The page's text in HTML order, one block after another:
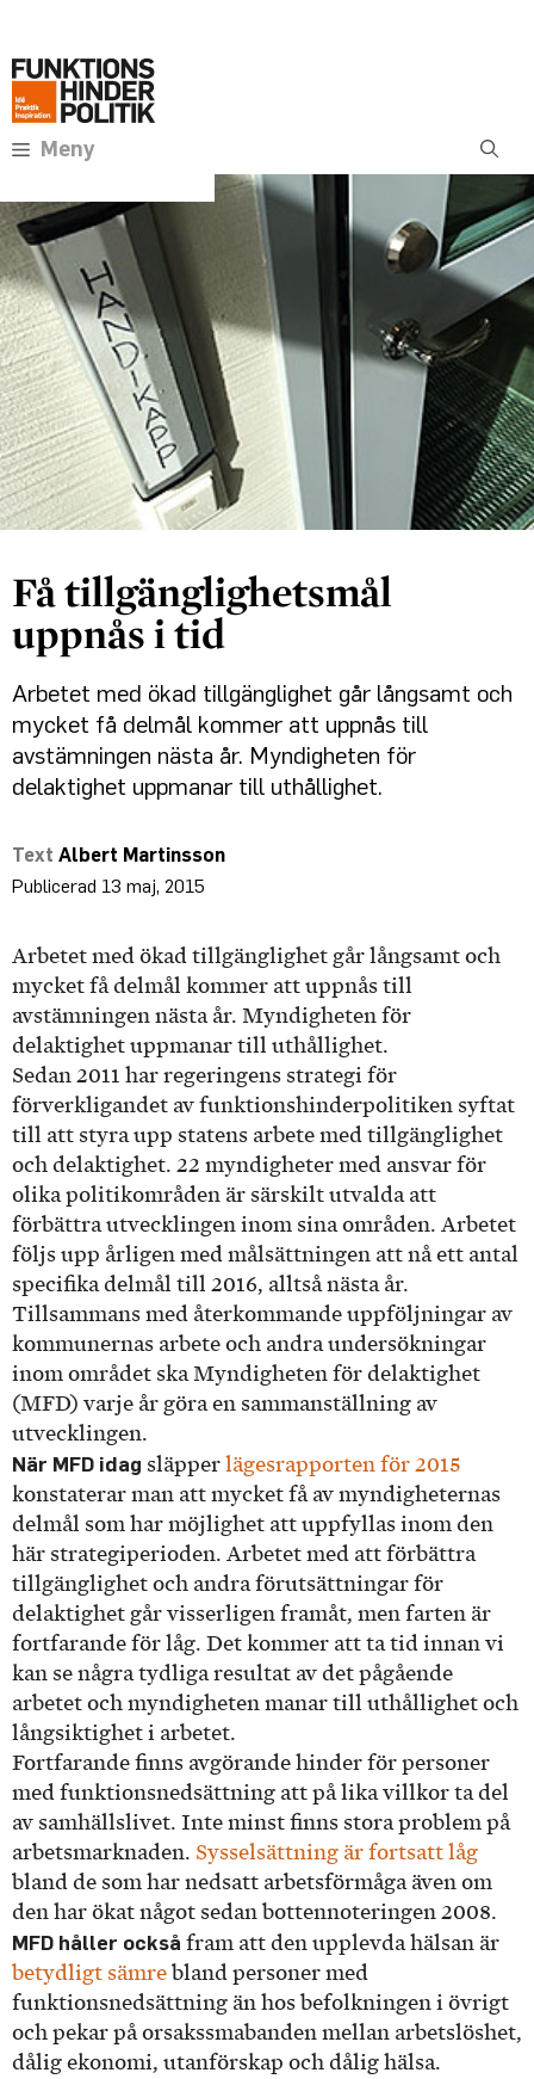
innehåll
Meny
Få tillgänglighetsmål
uppnås i tid
Arbetet med ökad tillgänglighet går långsamt och
mycket få delmål kommer att uppnås till
avstämningen nästa år. Myndigheten för
delaktighet uppmanar till uthållighet.
Albert Martinsson
13 maj, 2015
Arbetet med ökad tillgänglighet går långsamt och
mycket få delmål kommer att uppnås till
avstämningen nästa år. Myndigheten för
delaktighet uppmanar till uthållighet.
Sedan 2011 har regeringens strategi för
förverkligandet av funktionshinderpolitiken syftat
till att styra upp statens arbete med tillgänglighet
och delaktighet. 22 myndigheter med ansvar för
olika politikområden är särskilt utvalda att
förbättra utvecklingen inom sina områden. Arbetet
följs upp årligen med målsättningen att nå ett antal
specifika delmål till 2016, alltså nästa år.
Tillsammans med återkommande uppföljningar av
kommunernas arbete och andra undersökningar
inom området ska Myndigheten för delaktighet
(MFD) varje år göra en sammanställning av
utvecklingen.
När MFD idag släpper lägesrapporten för 2015
konstaterar man att mycket få av myndigheternas
delmål som har möjlighet att uppfyllas inom den
här strategiperioden. Arbetet med att förbättra
tillgänglighet och andra förutsättningar för
delaktighet går visserligen framåt, men farten är
fortfarande för låg. Det kommer att ta tid innan vi
kan se några tydliga resultat av det pågående
arbetet och myndigheten manar till uthållighet och
långsiktighet i arbetet.
Fortfarande finns avgörande hinder för personer
med funktionsnedsättning att på lika villkor ta del
av samhällslivet. Inte minst finns stora problem på
arbetsmarknaden. Sysselsättning är fortsatt låg
bland de som har nedsatt arbetsförmåga även om
den har ökat något sedan bottennoteringen 2008.
MFD håller också fram att den upplevda hälsan är
betydligt sämre bland personer med
funktionsnedsättning än hos befolkningen i övrigt
och pekar på orsakssmabanden mellan arbetslöshet,
dålig ekonomi, utanförskap och dålig hälsa.